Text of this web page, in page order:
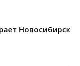
Новосибирск